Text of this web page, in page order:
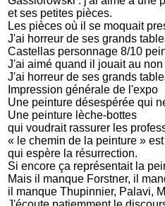
et ses petites pièces.
Les pièces où il se moquait
J'ai horreur de ses grands
Castellas personnage 8/10
J'ai aimé quand il jouait au
J'ai horreur de ses grands
Impression générale de l'expo
Une peinture désespérée qui
Une peinture lèche-bottes
qui voudrait rassurer les
« le chemin de la peinture »
qui espère la résurrection.
Si encore ça représentait la
Mais il manque Forstner, il
il manque Thupinnier, Palavi,